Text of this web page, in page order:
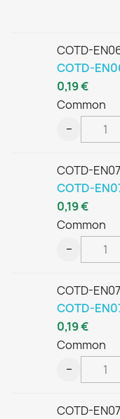
COTD-
COTD-
Common
0,19 €
−
COTD-
COTD-
Common
0,19 €
−
COTD-
COTD-
Common
0,19 €
−
COTD-